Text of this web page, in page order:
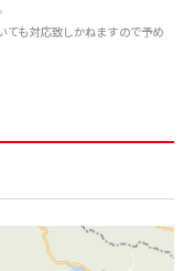
ても対応致しかねますので予め